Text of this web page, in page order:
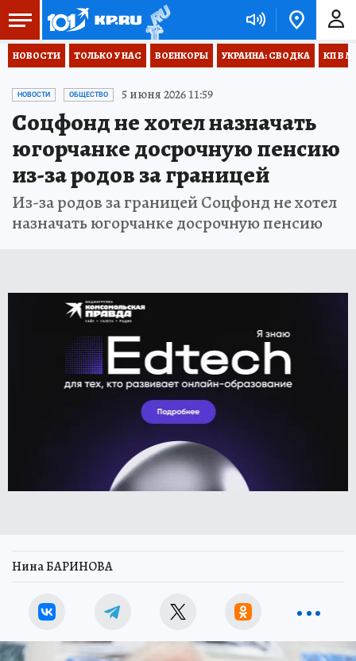
НОВОСТИ ТОЛЬКО У НАС ВОЕНКОРЫ УКРАИНА: СВОДКА КП В
НОВОСТИ ОБЩЕСТВО 5 июня 2026 11:59
Соцфонд не хотел назначать
югорчанке досрочную пенсию
из-за родов за границей
Из-за родов за границей Соцфонд не хотел
назначать югорчанке досрочную пенсию
Нина БАРИНОВА